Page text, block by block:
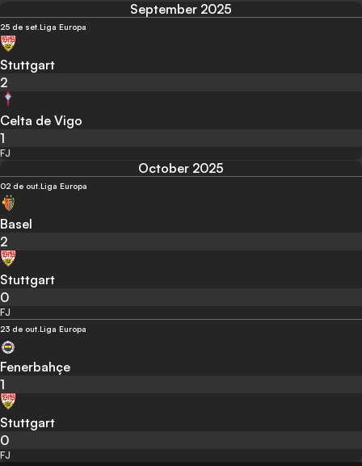
September 2025
25 de set. Liga Europa
Stuttgart
2
Celta de Vigo
1
FJ
October 2025
02 de out. Liga Europa
Basel
2
Stuttgart
0
FJ
23 de out. Liga Europa
Fenerbahçe
1
Stuttgart
0
FJ